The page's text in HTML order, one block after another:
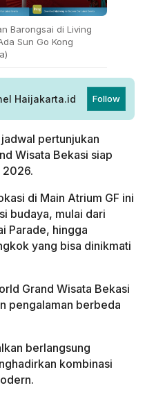
Barongsai di Living
Sun Go Kong
Haijakarta.id Follow
pertunjukan
Wisata Bekasi siap
2026.
di Main Atrium GF ini
budaya, mulai dari
Parade, hingga
yang bisa dinikmati
Grand Wisata Bekasi
pengalaman berbeda
berlangsung
kombinasi